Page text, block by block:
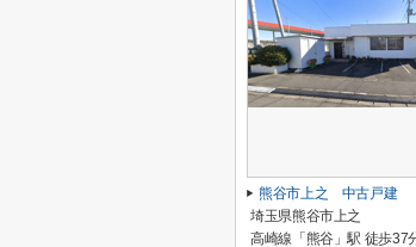
熊谷市上之 中古戸建
埼玉県熊谷市上之
高崎線「熊谷」駅 徒歩37